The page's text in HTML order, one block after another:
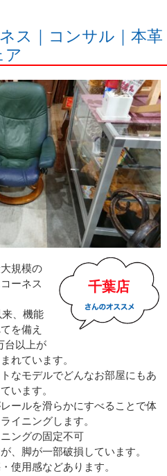
ス｜コンサル｜本革
ア
千葉店
規模の
ーネス
、機能
を備え
台以上が
れています。
なモデルでどんなお部屋にもあ
います。
ールを滑らかにすべることで体
イニングします。
ングの固定不可
、脚が一部破損しています。
使用感などあります。